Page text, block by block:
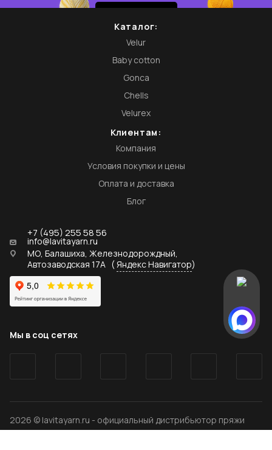
Каталог:
Velur
Baby cotton
Gonca
Chells
Velurex
Клиентам:
Компания
Условия покупки и цены
Оплата и доставка
Блог
+7 (495) 255 58 56
info@lavitayarn.ru
МО, Балашиха, Железнодорождный,
Автозаводская 17А (Яндекс Навигатор)
Мы в соц сетях
2026 © lavitayarn.ru - официальный дистрибьютор пряжи
LaVita yarn